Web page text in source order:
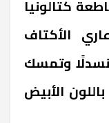
كتالونيا
الأكتاف
وتمسك
الأبيض